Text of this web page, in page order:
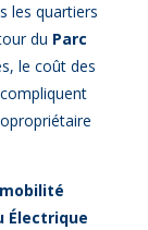
les quartiers
du Parc
le coût des
mobilité
Électrique